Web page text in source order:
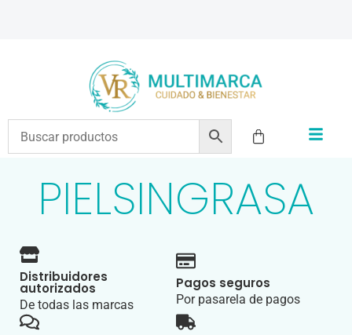
ENVÍOS A TODO EL PAÍS | RECIBIMOS TODOS LOS MEDIOS DE PAGO
PIELSINGRASA
Distribuidores
autorizados
De todas las marcas
Pagos seguros
Por pasarela de pagos